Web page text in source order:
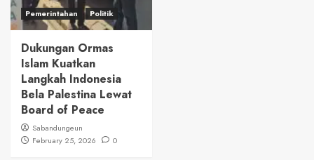
Pemerintahan Politik
Dukungan Ormas
Islam Kuatkan
Langkah Indonesia
Bela Palestina Lewat
Board of Peace
Sabandungeun
February 25, 2026
0